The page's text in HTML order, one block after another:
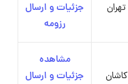
تهران
جزئیات و ارسال
رزومه
کاشان
مشاهده
جزئیات و ارسال